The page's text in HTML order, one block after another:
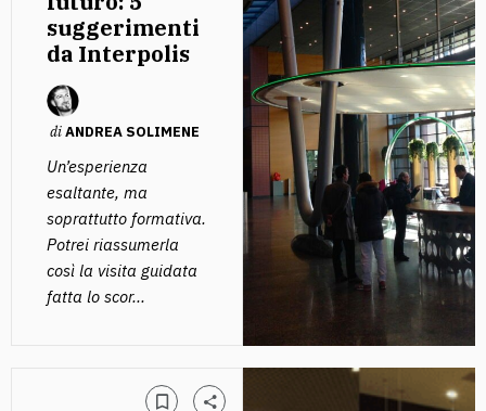
suggerimenti
da Interpolis
diANDREA SOLIMENE
Un’esperienza
esaltante, ma
soprattutto formativa.
Potrei riassumerla
così la visita guidata
fatta lo scor...